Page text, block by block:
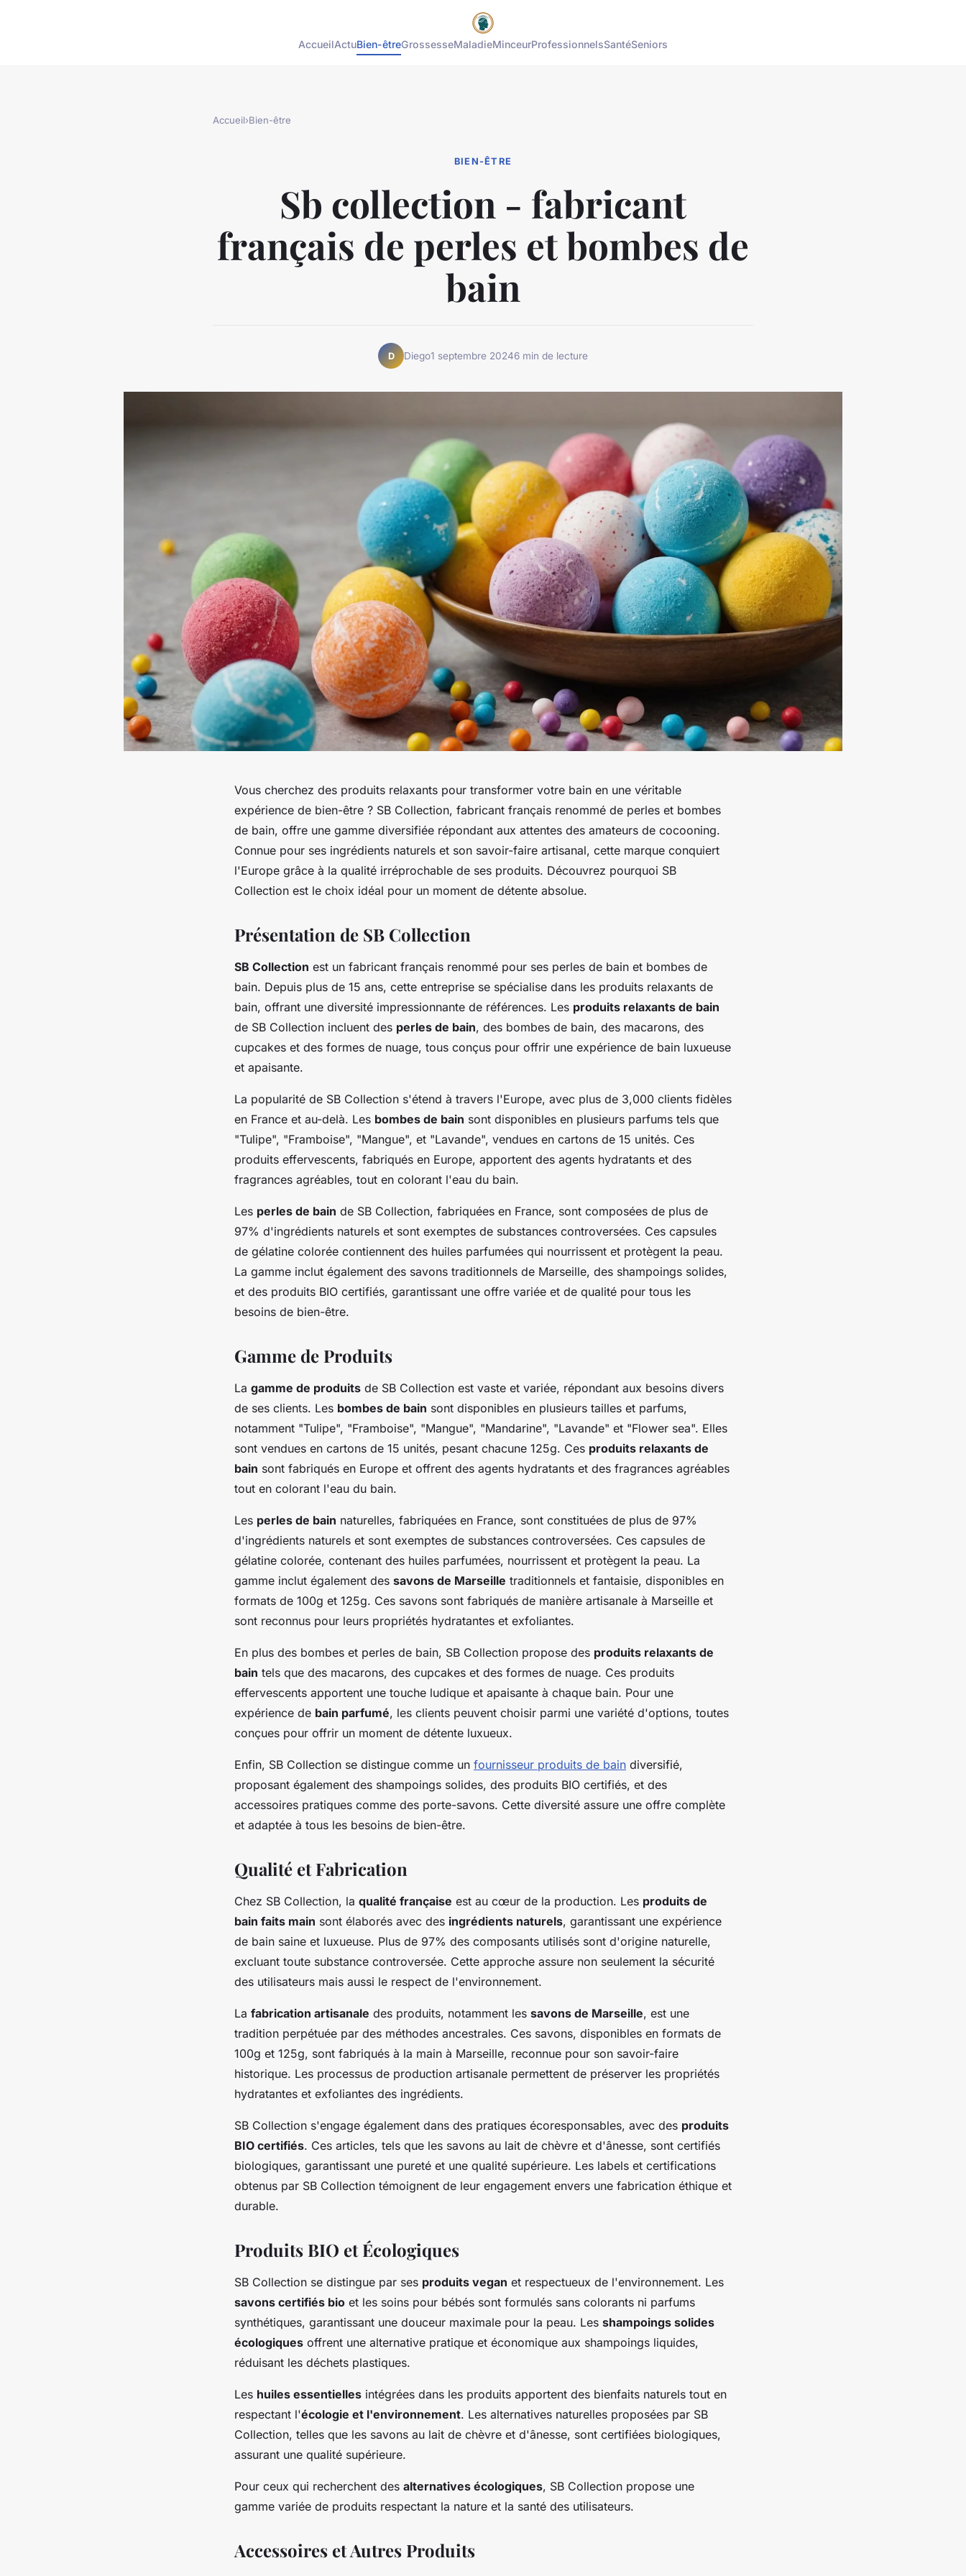
AccueilActuBien-êtreGrossesseMaladieMinceurProfessionnelsSantéSeniors
Accueil›Bien-être
BIEN-ÊTRE
Sb collection - fabricant
français de perles et bombes de
bain
D Diego1 septembre 20246 min de lecture
Vous cherchez des produits relaxants pour transformer votre bain en une véritable
expérience de bien-être ? SB Collection, fabricant français renommé de perles et bombes
de bain, offre une gamme diversifiée répondant aux attentes des amateurs de cocooning.
Connue pour ses ingrédients naturels et son savoir-faire artisanal, cette marque conquiert
l'Europe grâce à la qualité irréprochable de ses produits. Découvrez pourquoi SB
Collection est le choix idéal pour un moment de détente absolue.
Présentation de SB Collection
SB Collection est un fabricant français renommé pour ses perles de bain et bombes de
bain. Depuis plus de 15 ans, cette entreprise se spécialise dans les produits relaxants de
bain, offrant une diversité impressionnante de références. Les produits relaxants de bain
de SB Collection incluent des perles de bain, des bombes de bain, des macarons, des
cupcakes et des formes de nuage, tous conçus pour offrir une expérience de bain luxueuse
et apaisante.
La popularité de SB Collection s'étend à travers l'Europe, avec plus de 3,000 clients fidèles
en France et au-delà. Les bombes de bain sont disponibles en plusieurs parfums tels que
"Tulipe", "Framboise", "Mangue", et "Lavande", vendues en cartons de 15 unités. Ces
produits effervescents, fabriqués en Europe, apportent des agents hydratants et des
fragrances agréables, tout en colorant l'eau du bain.
Les perles de bain de SB Collection, fabriquées en France, sont composées de plus de
97% d'ingrédients naturels et sont exemptes de substances controversées. Ces capsules
de gélatine colorée contiennent des huiles parfumées qui nourrissent et protègent la peau.
La gamme inclut également des savons traditionnels de Marseille, des shampoings solides,
et des produits BIO certifiés, garantissant une offre variée et de qualité pour tous les
besoins de bien-être.
Gamme de Produits
La gamme de produits de SB Collection est vaste et variée, répondant aux besoins divers
de ses clients. Les bombes de bain sont disponibles en plusieurs tailles et parfums,
notamment "Tulipe", "Framboise", "Mangue", "Mandarine", "Lavande" et "Flower sea". Elles
sont vendues en cartons de 15 unités, pesant chacune 125g. Ces produits relaxants de
bain sont fabriqués en Europe et offrent des agents hydratants et des fragrances agréables
tout en colorant l'eau du bain.
Les perles de bain naturelles, fabriquées en France, sont constituées de plus de 97%
d'ingrédients naturels et sont exemptes de substances controversées. Ces capsules de
gélatine colorée, contenant des huiles parfumées, nourrissent et protègent la peau. La
gamme inclut également des savons de Marseille traditionnels et fantaisie, disponibles en
formats de 100g et 125g. Ces savons sont fabriqués de manière artisanale à Marseille et
sont reconnus pour leurs propriétés hydratantes et exfoliantes.
En plus des bombes et perles de bain, SB Collection propose des produits relaxants de
bain tels que des macarons, des cupcakes et des formes de nuage. Ces produits
effervescents apportent une touche ludique et apaisante à chaque bain. Pour une
expérience de bain parfumé, les clients peuvent choisir parmi une variété d'options, toutes
conçues pour offrir un moment de détente luxueux.
Enfin, SB Collection se distingue comme un fournisseur produits de bain diversifié,
proposant également des shampoings solides, des produits BIO certifiés, et des
accessoires pratiques comme des porte-savons. Cette diversité assure une offre complète
et adaptée à tous les besoins de bien-être.
Qualité et Fabrication
Chez SB Collection, la qualité française est au cœur de la production. Les produits de
bain faits main sont élaborés avec des ingrédients naturels, garantissant une expérience
de bain saine et luxueuse. Plus de 97% des composants utilisés sont d'origine naturelle,
excluant toute substance controversée. Cette approche assure non seulement la sécurité
des utilisateurs mais aussi le respect de l'environnement.
La fabrication artisanale des produits, notamment les savons de Marseille, est une
tradition perpétuée par des méthodes ancestrales. Ces savons, disponibles en formats de
100g et 125g, sont fabriqués à la main à Marseille, reconnue pour son savoir-faire
historique. Les processus de production artisanale permettent de préserver les propriétés
hydratantes et exfoliantes des ingrédients.
SB Collection s'engage également dans des pratiques écoresponsables, avec des produits
BIO certifiés. Ces articles, tels que les savons au lait de chèvre et d'ânesse, sont certifiés
biologiques, garantissant une pureté et une qualité supérieure. Les labels et certifications
obtenus par SB Collection témoignent de leur engagement envers une fabrication éthique et
durable.
Produits BIO et Écologiques
SB Collection se distingue par ses produits vegan et respectueux de l'environnement. Les
savons certifiés bio et les soins pour bébés sont formulés sans colorants ni parfums
synthétiques, garantissant une douceur maximale pour la peau. Les shampoings solides
écologiques offrent une alternative pratique et économique aux shampoings liquides,
réduisant les déchets plastiques.
Les huiles essentielles intégrées dans les produits apportent des bienfaits naturels tout en
respectant l'écologie et l'environnement. Les alternatives naturelles proposées par SB
Collection, telles que les savons au lait de chèvre et d'ânesse, sont certifiées biologiques,
assurant une qualité supérieure.
Pour ceux qui recherchent des alternatives écologiques, SB Collection propose une
gamme variée de produits respectant la nature et la santé des utilisateurs.
Accessoires et Autres Produits